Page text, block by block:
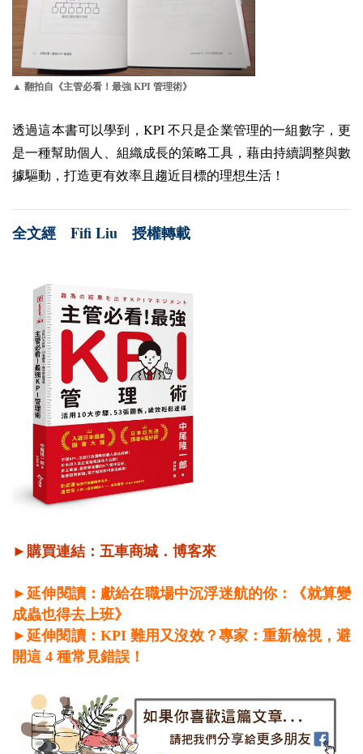
▲ 翻拍自《主管必看！最強 KPI 管理術》
透過這本書可以學到， KPI 不只是企業管理的一組數字，更
是一種幫助個人、組織成長的策略工具，藉由持續調整與數
據驅動，打造更有效率且趨近目標的理想生活！
全文經 Fifi Liu 授權轉載
►購買連結： 五車商城 ． 博客來
►延伸閱讀：獻給在職場中沉浮迷航的你：《就算變
成蟲也得去上班》
►延伸閱讀： KPI 難用又沒效？專家：重新檢視，避
開這 4 種常見錯誤！